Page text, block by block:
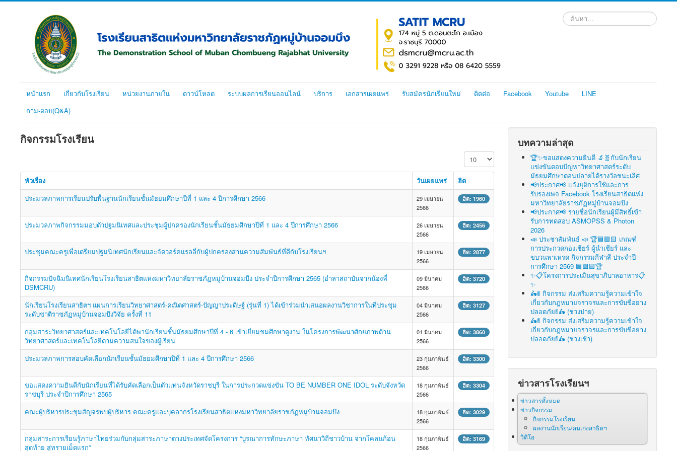
ค้นหา...
หน้าแรก เกี่ยวกับโรงเรียน หน่วยงานภายใน ดาวน์โหลด ระบบผลการเรียนออนไลน์ บริการ เอกสารเผยแพร่ รับสมัครนักเรียนใหม่ ติดต่อ Facebook Youtube
LINE
ถาม-ตอบ(Q&A)
กิจกรรมโรงเรียน
แสดง #
หัวเรื่อง วันเผยแพร่
ฮิต
ประมวลภาพการเรียนปรับพื้นฐานนักเรียนชั้นมัธยมศึกษาปีที่ 1 และ 4 ปีการศึกษา 2566
29 เมษายน
2566
ฮิต: 1960
ประมวลภาพกิจกรรมมอบตัวปฐมนิเทศและประชุมผู้ปกครองนักเรียนชั้นมัธยมศึกษาปีที่ 1 และ 4 ปีการศึกษา 2566
26 เมษายน
2566
ฮิต: 2456
ประชุมคณะครูเพื่อเตรียมปฐมนิเทศนักเรียนและจัดวอร์คแรลลี่กับผู้ปกครองสานความสัมพันธ์ที่ดีกับโรงเรียนฯ
19 เมษายน
2566
ฮิต: 2877
กิจกรรมปัจฉิมนิเทศนักเรียนโรงเรียนสาธิตแห่งมหาวิทยาลัยราชภัฏหมู่บ้านจอมบึง ประจำปีการศึกษา 2565 (อำลาสถาบันจากน้องพี่
DSMCRU)
09 มีนาคม
2566
ฮิต: 3720
นักเรียนโรงเรียนสาธิตฯ แผนการเรียนวิทยาศาสตร์-คณิตศาสตร์-ปัญญาประดิษฐ์ (รุ่นที่ 1) ได้เข้าร่วมนำเสนอผลงานวิชาการในที่ประชุม
ระดับชาติราชภัฏหมู่บ้านจอมบึงวิจัย ครั้งที่ 11
04 มีนาคม
2566
ฮิต: 3127
กลุ่มสาระวิทยาศาสตร์เเละเทคโนโลยีได้พานักเรียนชั้นมัธยมศึกษาปีที่ 4 - 6 เข้าเยี่ยมชมศึกษาดูงาน ในโครงการพัฒนาศักยภาพด้าน
วิทยาศาสตร์และเทคโนโลยีตามความสนใจของผู้เรียน
01 มีนาคม
2566
ฮิต: 3860
ประมวลภาพการสอบคัดเลือกนักเรียนชั้นมัธยมศึกษาปีที่ 1 และ 4 ปีการศึกษา 2566
23 กุมภาพันธ์
2566
ฮิต: 3300
ขอแสดงความยินดีกับนักเรียนที่ได้รับคัดเลือกเป็นตัวแทนจังหวัดราชบุรี ในการประกวดแข่งขัน TO BE NUMBER ONE IDOL ระดับจังหวัด
ราชบุรี ประจำปีการศึกษา 2565
18 กุมภาพันธ์
2566
ฮิต: 3304
คณะผู้บริหารประชุมสัญจรพบผู้บริหาร คณะครูและบุคลากรโรงเรียนสาธิตแห่งมหาวิทยาลัยราชภัฏหมู่บ้านจอมบึง
18 กุมภาพันธ์
2566
ฮิต: 3029
กลุ่มสาระการเรียนรู้ภาษาไทยร่วมกับกลุ่มสาระภาษาต่างประเทศจัดโครงการ “บูรณาการทักษะภาษา ทัศนาวิถีชาวบ้าน จากโคลนก้อน
สุดท้าย สู่ทรายเม็ดแรก”
18 กุมภาพันธ์
2566
ฮิต: 3169
บทความล่าสุด
🏆✨ขอแสดงความยินดี 🔬🧬กับนักเรียน
แข่งขันตอบปัญหาวิทยาศาสตร์ระดับ
มัธยมศึกษาตอนปลายได้รางวัลชนะเลิศ
📢ประกาศ📢 แจ้งยุติการใช้และการ
รับรองเพจ Facebook โรงเรียนสาธิตแห่ง
มหาวิทยาลัยราชภัฏหมู่บ้านจอมบึง
📢ประกาศ📢 รายชื่อนักเรียนผู้มีสิทธิ์เข้า
รับการทดสอบ ASMOPSS & Photon
2026
📣 ประชาสัมพันธ์ 📣 🏆🟦🟩🟨 เกณฑ์
การประกวดกองเชียร์ ผู้นำเชียร์ และ
ขบวนพาเหรด กิจกรรมกีฬาสี ประจำปี
การศึกษา 2569 🟦🟩🟨🏆
✨📋โครงการประเมินสุขาภิบาลอาหาร📋
✨
🛵🚦 กิจกรรม ส่งเสริมความรู้ความเข้าใจ
เกี่ยวกับกฎหมายจราจรและการขับขี่อย่าง
ปลอดภัย🚦🛵 (ช่วงบ่าย)
🛵🚦 กิจกรรม ส่งเสริมความรู้ความเข้าใจ
เกี่ยวกับกฎหมายจราจรและการขับขี่อย่าง
ปลอดภัย🚦🛵 (ช่วงเช้า)
ข่าวสารโรงเรียนฯ
ข่าวสารทั้งหมด
ข่าวกิจกรรม
กิจกรรมโรงเรียน
ผลงานนักเรียน/คนเก่งสาธิตฯ
วิดิโอ